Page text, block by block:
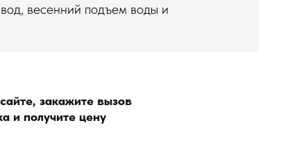
весенний подъем воды и